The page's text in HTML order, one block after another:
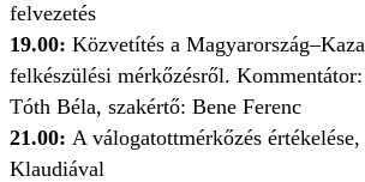
felvezetés
19.00: Közvetítés a
felkészülési mérkőzésről.
Tóth Béla, szakértő: Bene Ferenc
21.00: A válogatottmérkőzés
Klaudiával